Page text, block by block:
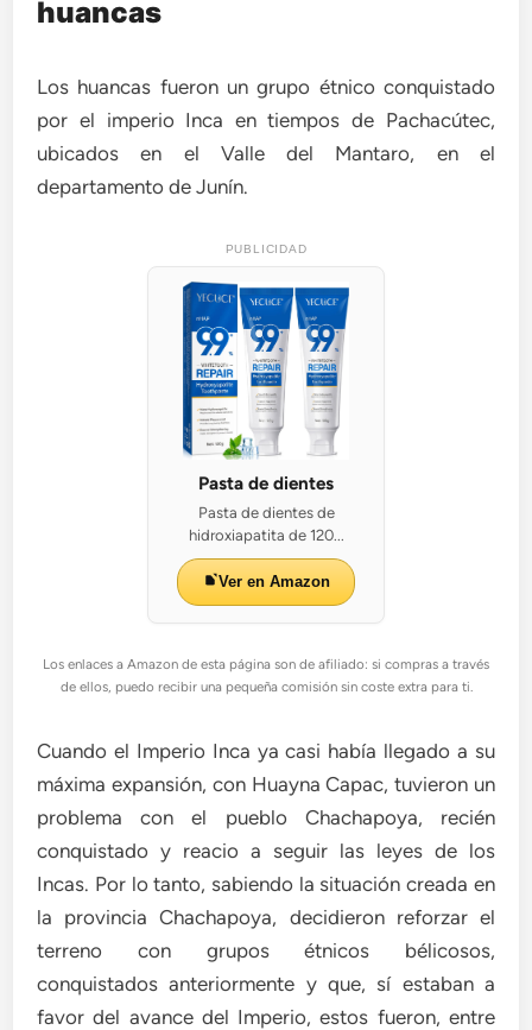
huancas
Los huancas fueron un grupo étnico conquistado
por el imperio Inca en tiempos de Pachacútec,
ubicados en el Valle del Mantaro, en el
departamento de Junín.
PUBLICIDAD
Pasta de dientes
Pasta de dientes de
hidroxiapatita de 120...
Ver en Amazon
Los enlaces a Amazon de esta página son de afiliado: si compras a través
de ellos, puedo recibir una pequeña comisión sin coste extra para ti.
Cuando el Imperio Inca ya casi había llegado a su
máxima expansión, con Huayna Capac, tuvieron un
problema con el pueblo Chachapoya, recién
conquistado y reacio a seguir las leyes de los
Incas. Por lo tanto, sabiendo la situación creada en
la provincia Chachapoya, decidieron reforzar el
terreno con grupos étnicos bélicosos,
conquistados anteriormente y que, sí estaban a
favor del avance del Imperio, estos fueron, entre